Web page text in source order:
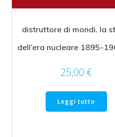
distruttore di mondi. la
dell’era nucleare 1895-
25,00 €
Leggi tutto